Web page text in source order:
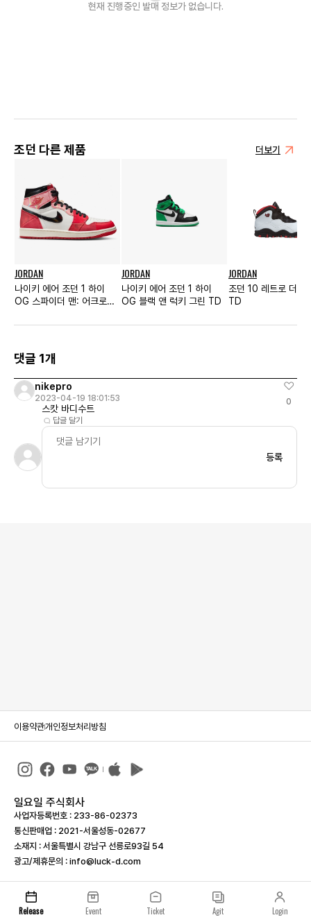
현재 진행중인 발매 정보가 없습니다.
조던 다른 제품 더보기
JORDAN
나이키 에어 조던 1 하이
OG 스파이더 맨: 어크로스
JORDAN
나이키 에어 조던 1 하이
OG 블랙 앤 럭키 그린 TD
JORDAN
조던 10 레트로 더블
TD
댓글 1개
nikepro
2023-04-19 18:01:53
스캇 바디수트
답글 달기
0
등록
이용약관개인정보처리방침
일요일 주식회사
사업자등록번호 : 233-86-023­73
통신판매업 : 2021-서울성동-02677
소재지 : 서울특별시 강남구 선릉로93길 54
광고/제휴문의 : info@luck-d.com
Release Event Ticket Agit Login